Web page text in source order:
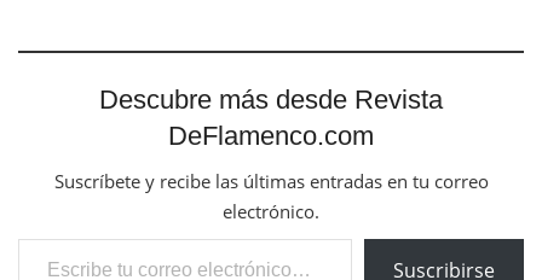
Descubre más desde Revista
DeFlamenco.com
Suscríbete y recibe las últimas entradas en tu correo
electrónico.
Escribe tu correo electrónico…
Suscribirse